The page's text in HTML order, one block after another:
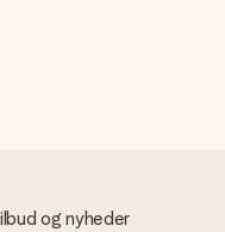
Dankort, Paypal,
I tilfælde af
højde for en ekstra 3
gerne med at finde en
og nyheder